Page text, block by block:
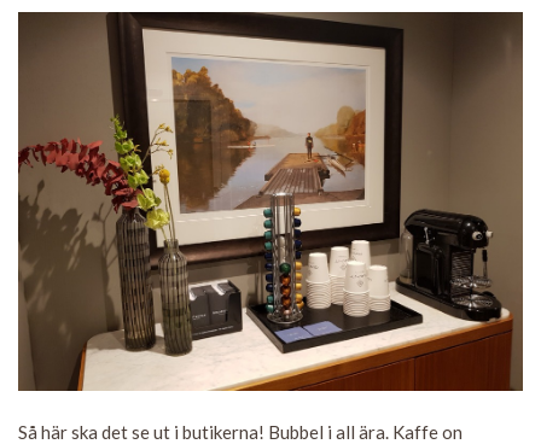
Så här ska det se ut i butikerna! Bubbel i all ära. Kaffe on